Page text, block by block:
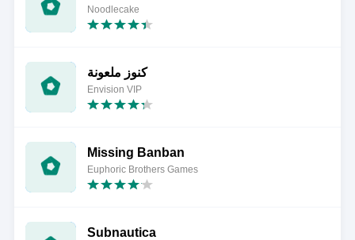
Noodlecake
كنوز ملعونة
Envision VIP
Missing Banban
Euphoric Brothers Games
Subnautica